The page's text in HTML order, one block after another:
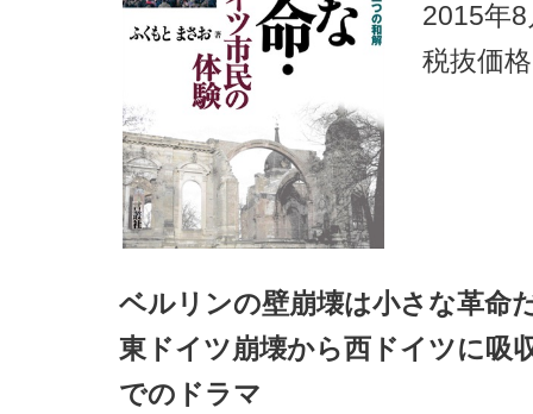
2015年
税抜価
ベルリンの壁崩壊は小さな革命
東ドイツ崩壊から西ドイツに吸
でのドラマ